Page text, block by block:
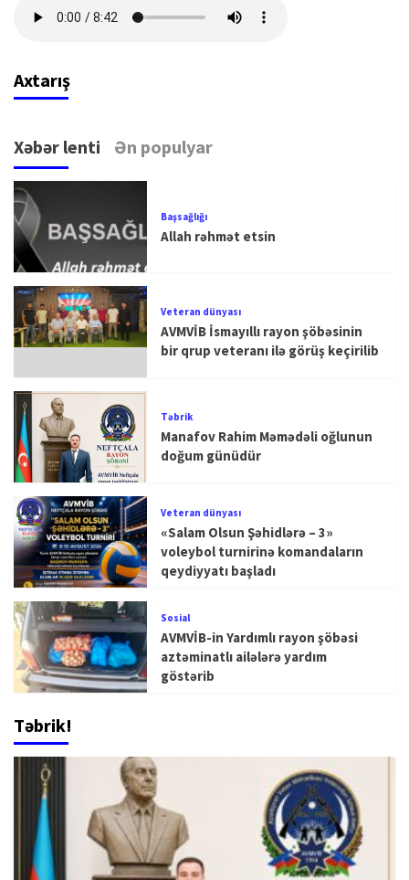
Axtarış
Xəbər lenti Ən populyar
Başsağlığı
Allah rəhmət etsin
Veteran dünyası
AVMVİB İsmayıllı rayon şöbəsinin
bir qrup veteranı ilə görüş keçirilib
Təbrik
Manafov Rahim Məmədəli oğlunun
doğum günüdür
Veteran dünyası
«Salam Olsun Şəhidlərə – 3»
voleybol turnirinə komandaların
qeydiyyatı başladı
Sosial
AVMVİB-in Yardımlı rayon şöbəsi
aztəminatlı ailələrə yardım
göstərib
Təbrik!